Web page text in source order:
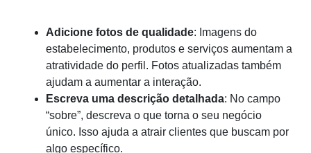
Adicione fotos de qualidade: Imagens do
estabelecimento, produtos e serviços aumentam a
atratividade do perfil. Fotos atualizadas também
ajudam a aumentar a interação.
Escreva uma descrição detalhada: No campo
“sobre”, descreva o que torna o seu negócio
único. Isso ajuda a atrair clientes que buscam por
algo específico.